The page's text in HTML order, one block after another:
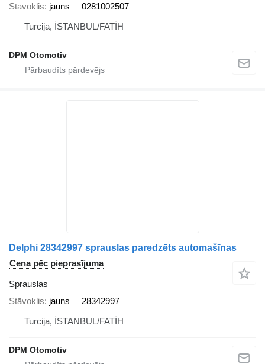
Stāvoklis jauns
0281002507
Turcija, İSTANBUL/FATİH
DPM Otomotiv
Delphi 28342997 sprauslas paredzēts automašīnas
Cena pēc pieprasījuma
Sprauslas
Stāvoklis jauns
28342997
Turcija, İSTANBUL/FATİH
DPM Otomotiv